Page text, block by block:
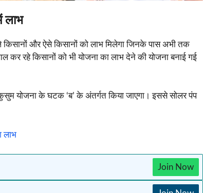
लाभ
किसानों और ऐसे किसानों को लाभ मिलेगा जिनके पास अभी तक
कर रहे किसानों को भी योजना का लाभ देने की योजना बनाई गई
योजना के घटक ‘ब’ के अंतर्गत किया जाएगा। इससे सोलर पंप
लाभ
Join Now